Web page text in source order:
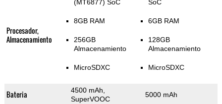
Procesador,
Almacenamiento
(MT6877) SoC
8GB RAM
256GB
Almacenamiento
MicroSDXC
SoC
6GB RAM
128GB
Almacenamiento
MicroSDXC
Bateria
4500 mAh,
SuperVOOC
5000 mAh